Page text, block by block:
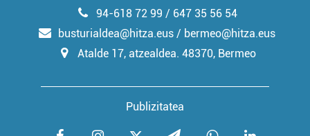
Publizitatea
94-618 72 99 / 647 35 56 54
busturialdea@hitza.eus / bermeo@hitza.eus
Atalde 17, atzealdea. 48370, Bermeo